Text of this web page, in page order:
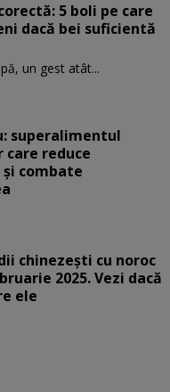
5 boli pe care
dacă bei suficientă
un gest atât...
superalimentul
reduce
combate
chinezești cu noroc
2025. Vezi dacă
ele